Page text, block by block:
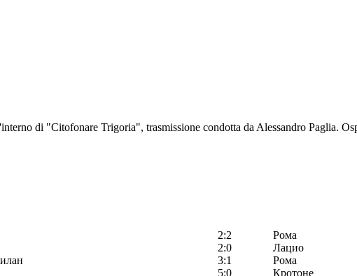
di "Citofonare Trigoria", trasmissione condotta da Alessandro Paglia.
2:2
Рома
2:0
Лацио
3:1
Рома
5:0
Кротоне